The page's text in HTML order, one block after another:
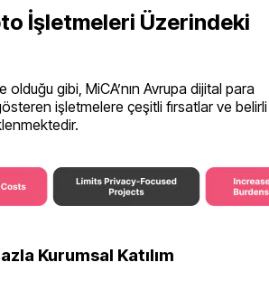
İşletmeleri Üzerindeki
gibi, MiCA’nın Avrupa dijital para
işletmelere çeşitli fırsatlar ve belirli
Kurumsal Katılım